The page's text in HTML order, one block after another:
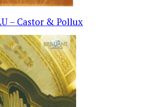
– Castor & Pollux